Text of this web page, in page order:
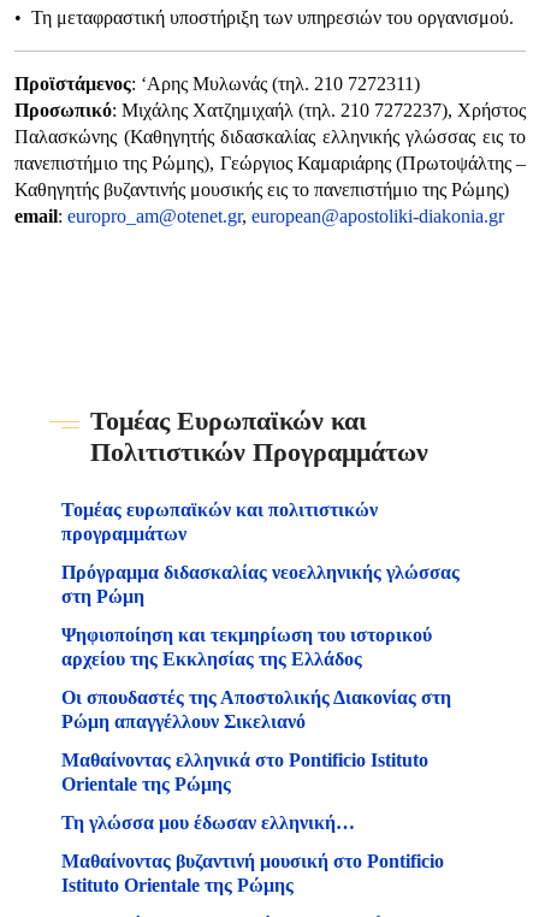
• Τη μεταφραστική υποστήριξη των υπηρεσιών του οργανισμού.
Προϊστάμενος: ‘Αρης Μυλωνάς (τηλ. 210 7272311)
Προσωπικό: Μιχάλης Χατζημιχαήλ (τηλ. 210 7272237), Χρήστος
Παλασκώνης (Καθηγητής διδασκαλίας ελληνικής γλώσσας εις το
πανεπιστήμιο της Ρώμης), Γεώργιος Καμαριάρης (Πρωτοψάλτης –
Καθηγητής βυζαντινής μουσικής εις το πανεπιστήμιο της Ρώμης)
email: europro_am@otenet.gr, european@apostoliki-diakonia.gr
Τομέας Ευρωπαϊκών και
Πολιτιστικών Προγραμμάτων
Τομέας ευρωπαϊκών και πολιτιστικών
προγραμμάτων
Πρόγραμμα διδασκαλίας νεοελληνικής γλώσσας
στη Ρώμη
Ψηφιοποίηση και τεκμηρίωση του ιστορικού
αρχείου της Εκκλησίας της Ελλάδος
Οι σπουδαστές της Αποστολικής Διακονίας στη
Ρώμη απαγγέλλουν Σικελιανό
Μαθαίνοντας ελληνικά στο Pontificio Istituto
Orientale της Ρώμης
Τη γλώσσα μου έδωσαν ελληνική…
Μαθαίνοντας βυζαντινή μουσική στο Pontificio
Istituto Orientale της Ρώμης